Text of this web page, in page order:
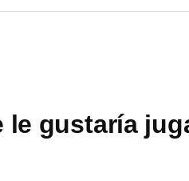
le gustaría